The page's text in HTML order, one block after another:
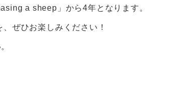
a sheep」から4年となります。
ぜひお楽しみください！